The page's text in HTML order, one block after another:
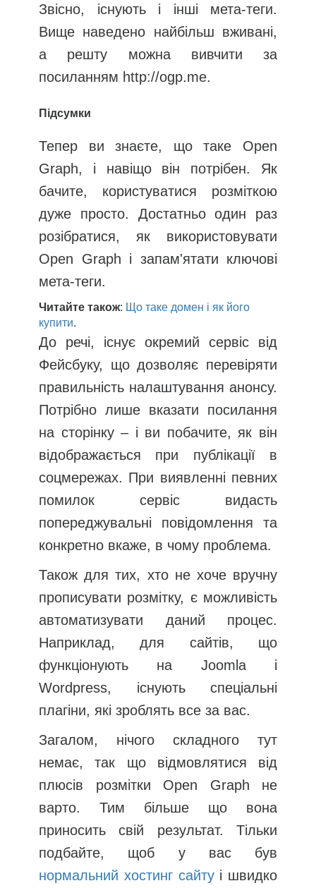
Звісно, існують і інші мета-теги.
Вище наведено найбільш вживані,
а решту можна вивчити за
посиланням http://ogp.me.
Підсумки
Тепер ви знаєте, що таке Open
Graph, і навіщо він потрібен. Як
бачите, користуватися розміткою
дуже просто. Достатньо один раз
розібратися, як використовувати
Open Graph і запам'ятати ключові
мета-теги.
Читайте також: Що таке домен і як його
купити.
До речі, існує окремий сервіс від
Фейсбуку, що дозволяє перевіряти
правильність налаштування анонсу.
Потрібно лише вказати посилання
на сторінку – і ви побачите, як він
відображається при публікації в
соцмережах. При виявленні певних
помилок сервіс видасть
попереджувальні повідомлення та
конкретно вкаже, в чому проблема.
Також для тих, хто не хоче вручну
прописувати розмітку, є можливість
автоматизувати даний процес.
Наприклад, для сайтів, що
функціонують на Joomla і
Wordpress, існують спеціальні
плагіни, які зроблять все за вас.
Загалом, нічого складного тут
немає, так що відмовлятися від
плюсів розмітки Open Graph не
варто. Тим більше що вона
приносить свій результат. Тільки
подбайте, щоб у вас був
нормальний хостинг сайтуі швидко